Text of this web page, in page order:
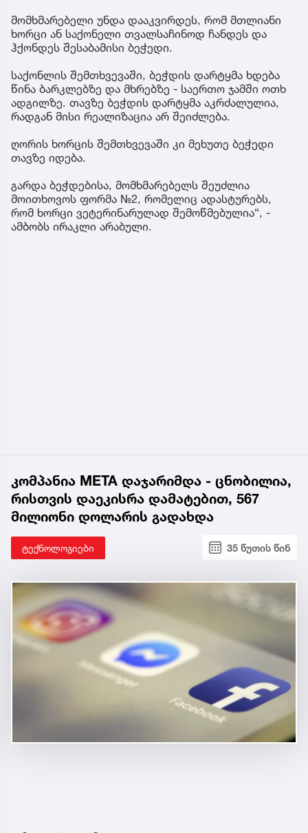
მომხმარებელი უნდა დააკვირდეს, რომ მთლიანი
ხორცი ან საქონელი თვალსაჩინოდ ჩანდეს და
ჰქონდეს შესაბამისი ბეჭედი.
საქონლის შემთხვევაში, ბეჭდის დარტყმა ხდება
წინა ბარკლებზე და მხრებზე - საერთო ჯამში ოთხ
ადგილზე. თავზე ბეჭდის დარტყმა აკრძალულია,
რადგან მისი რეალიზაცია არ შეიძლება.
ღორის ხორცის შემთხვევაში კი მეხუთე ბეჭედი
თავზე იდება.
გარდა ბეჭდებისა, მომხმარებელს შეუძლია
მოითხოვოს ფორმა №2, რომელიც ადასტურებს,
რომ ხორცი ვეტერინარულად შემოწმებულია“, -
ამბობს ირაკლი არაბული.
კომპანია META დაჯარიმდა - ცნობილია,
რისთვის დაეკისრა დამატებით, 567
მილიონი დოლარის გადახდა
ტექნოლოგიები 35 წუთის წინ